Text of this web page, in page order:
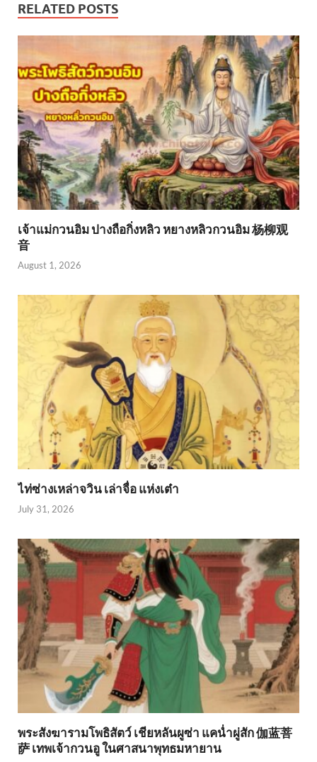
RELATED POSTS
เจ้าแม่กวนอิม ปางถือกิ่งหลิว หยางหลิวกวนอิม 杨柳观
音
August 1, 2026
ไท่ซ่างเหล่าจวิน เล่าจื่อ แห่งเต๋า
July 31, 2026
พระสังฆารามโพธิสัตว์ เชียหลันผูซ่า แคน่ำผู่สัก 伽蓝菩
萨 เทพเจ้ากวนอู ในศาสนาพุทธมหายาน